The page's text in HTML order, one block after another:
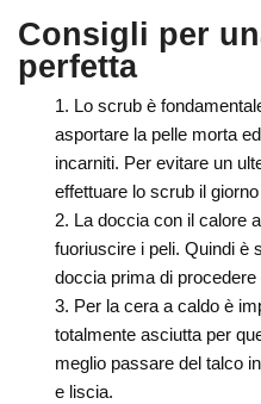
Consigli per
perfetta
Lo scrub è
asportare la pelle morta
incarniti. Per evitare un
effettuare lo scrub il
La doccia con il calore
fuoriuscire i peli. Quindi è
doccia prima di
Per la cera a caldo è
totalmente asciutta per
meglio passare del talco
e liscia.